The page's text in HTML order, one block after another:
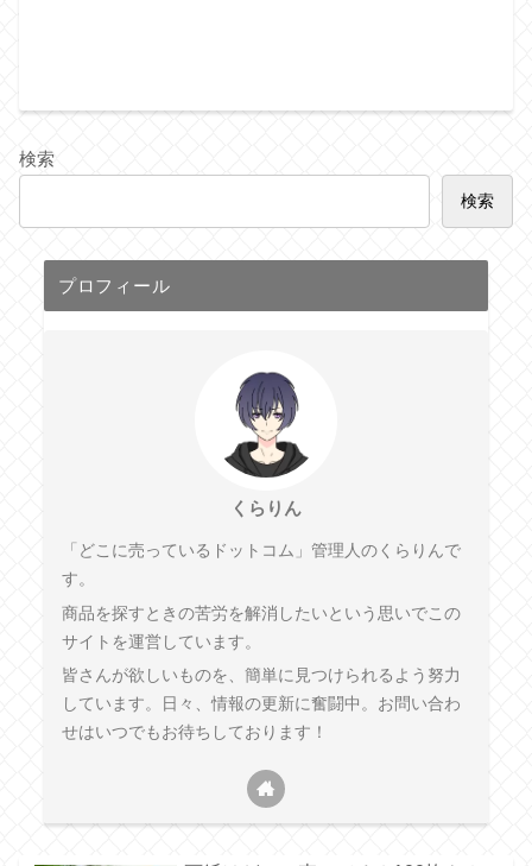
検索
検索
プロフィール
くらりん
「どこに売っているドットコム」管理人のくらりんで
す。
商品を探すときの苦労を解消したいという思いでこの
サイトを運営しています。
皆さんが欲しいものを、簡単に見つけられるよう努力
しています。日々、情報の更新に奮闘中。お問い合わ
せはいつでもお待ちしております！